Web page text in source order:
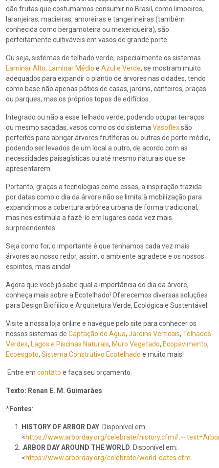
dão frutas que costumamos consumir no Brasil, como limoeiros,
laranjeiras, macieiras, amoreiras e tangerineiras (também
conhecida como bergamoteira ou mexeriqueira), são
perfeitamente cultiváveis em vasos de grande porte.
Ou seja, sistemas de telhado verde, especialmente os sistemas
Laminar Alto, Laminar Médio e Azul e Verde, se mostram muito
adequados para expandir o plantio de árvores nas cidades, tendo
como base não apenas pátios de casas, jardins, canteiros, praças
ou parques, mas os próprios topos de edifícios.
Integrado ou não a esse telhado verde, podendo ocupar terraços
ou mesmo sacadas, vasos como os do sistemaVasoflexsão
perfeitos para abrigar árvores frutíferas ou outras de porte médio,
podendo ser levados de um local a outro, de acordo com as
necessidades paisagísticas ou até mesmo naturais que se
apresentarem.
Portanto, graças a tecnologias como essas, a inspiração trazida
por datas como o dia da árvore não se limita à mobilização para
expandirmos a cobertura arbórea urbana de forma tradicional,
mas nos estimula a fazê-lo em lugares cada vez mais
surpreendentes.
Seja como for, o importante é que tenhamos cada vez mais
árvores ao nosso redor, assim, o ambiente agradece e os nossos
espíritos, mais ainda!
Agora que você já sabe qual a importância do dia da árvore,
conheça mais sobre a Ecotelhado! Oferecemos diversas soluções
para Design Biofílico e Arquitetura Verde, Ecológica e Sustentável.
Visite a nossa loja online e navegue pelo site para conhecer os
nossos sistemas de Captação de Água, Jardins Verticais, Telhados
Verdes, Lagos e Piscinas Naturais, Muro Vegetado, Ecopavimento,
Ecoesgoto, Sistema Construtivo Ecotelhado e muito mais!
Entre em contato e faça seu orçamento.
Texto: Renan E. M. Guimarães
*Fontes:
HISTORY OF ARBOR DAY. Disponível em:
<https://www.arborday.org/celebrate/
.ARBOR DAY AROUND THE WORLD. Disponível em:
<https://www.arborday.org/celebrate/world-dates.cfm.